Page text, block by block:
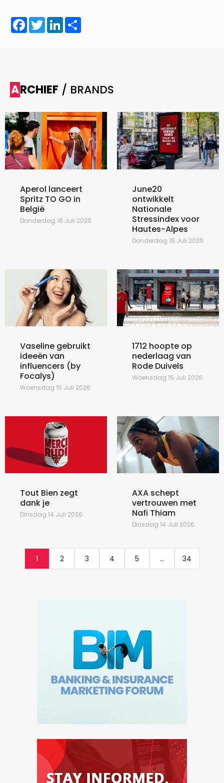
Facebook
TwitterLinkedIn
ARCHIEF / BRANDS
Aperol lanceert
Spritz TO GO in
België
Donderdag 16 Juli 2026
June20
ontwikkelt
Nationale
Stressindex voor
Hautes-Alpes
Donderdag 16 Juli 2026
Vaseline gebruikt
ideeën van
influencers (by
Focalys)
Woensdag 15 Juli 2026
1712 hoopte op
nederlaag van
Rode Duivels
Woensdag 15 Juli 2026
Tout Bien zegt
dank je
Dinsdag 14 Juli 2026
AXA schept
vertrouwen met
Nafi Thiam
Dinsdag 14 Juli 2026
1 2 3 4 5 ... 34